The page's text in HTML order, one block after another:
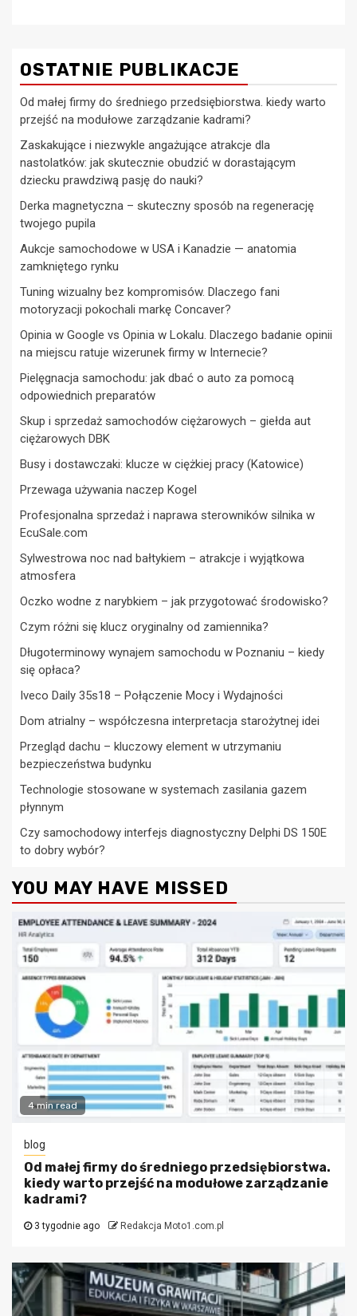
OSTATNIE PUBLIKACJE
Od małej firmy do średniego przedsiębiorstwa. kiedy warto
przejść na modułowe zarządzanie kadrami?
Zaskakujące i niezwykle angażujące atrakcje dla
nastolatków: jak skutecznie obudzić w dorastającym
dziecku prawdziwą pasję do nauki?
Derka magnetyczna – skuteczny sposób na regenerację
twojego pupila
Aukcje samochodowe w USA i Kanadzie — anatomia
zamkniętego rynku
Tuning wizualny bez kompromisów. Dlaczego fani
motoryzacji pokochali markę Concaver?
Opinia w Google vs Opinia w Lokalu. Dlaczego badanie opinii
na miejscu ratuje wizerunek firmy w Internecie?
Pielęgnacja samochodu: jak dbać o auto za pomocą
odpowiednich preparatów
Skup i sprzedaż samochodów ciężarowych – giełda aut
ciężarowych DBK
Busy i dostawczaki: klucze w ciężkiej pracy (Katowice)
Przewaga używania naczep Kogel
Profesjonalna sprzedaż i naprawa sterowników silnika w
EcuSale.com
Sylwestrowa noc nad bałtykiem – atrakcje i wyjątkowa
atmosfera
Oczko wodne z narybkiem – jak przygotować środowisko?
Czym różni się klucz oryginalny od zamiennika?
Długoterminowy wynajem samochodu w Poznaniu – kiedy
się opłaca?
Iveco Daily 35s18 – Połączenie Mocy i Wydajności
Dom atrialny – współczesna interpretacja starożytnej idei
Przegląd dachu – kluczowy element w utrzymaniu
bezpieczeństwa budynku
Technologie stosowane w systemach zasilania gazem
płynnym
Czy samochodowy interfejs diagnostyczny Delphi DS 150E
to dobry wybór?
YOU MAY HAVE MISSED
4 min read
blog
Od małej firmy do średniego przedsiębiorstwa.
kiedy warto przejść na modułowe zarządzanie
kadrami?
3 tygodnie ago Redakcja Moto1.com.pl